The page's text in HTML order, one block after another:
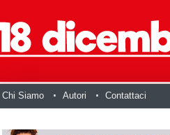
Chi Siamo Autori Contattaci